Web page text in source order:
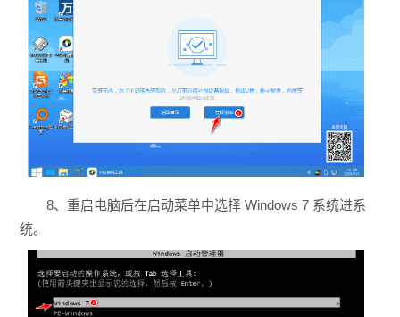
8、重启电脑后在启动菜单中选择 Windows 7 系统进系
统。